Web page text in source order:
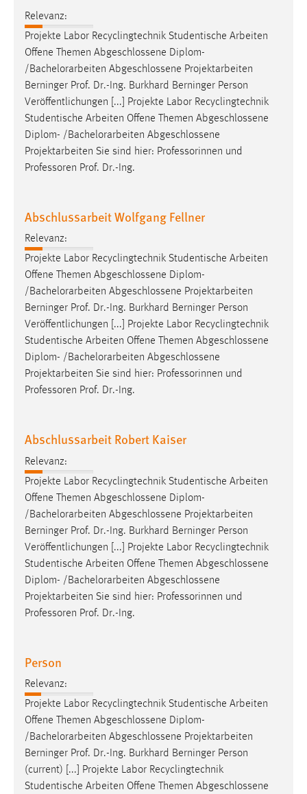
Relevanz:
Projekte Labor Recyclingtechnik Studentische Arbeiten
Offene Themen Abgeschlossene Diplom-
/ Bachelorarbeiten Abgeschlossene Projektarbeiten
Berninger Prof. Dr.-Ing. Burkhard Berninger Person
Veröffentlichungen [...] Projekte Labor Recyclingtechnik
Studentische Arbeiten Offene Themen Abgeschlossene
Diplom- / Bachelorarbeiten Abgeschlossene
Projektarbeiten Sie sind hier: Professorinnen und
Professoren Prof. Dr.-Ing.
Abschlussarbeit Wolfgang Fellner
Relevanz:
Projekte Labor Recyclingtechnik Studentische Arbeiten
Offene Themen Abgeschlossene Diplom-
/Bachelorarbeiten Abgeschlossene Projektarbeiten
Berninger Prof. Dr.-Ing. Burkhard Berninger Person
Veröffentlichungen [...] Projekte Labor Recyclingtechnik
Studentische Arbeiten Offene Themen Abgeschlossene
Diplom- /Bachelorarbeiten Abgeschlossene
Projektarbeiten Sie sind hier: Professorinnen und
Professoren Prof. Dr.-Ing.
Abschlussarbeit Robert Kaiser
Relevanz:
Projekte Labor Recyclingtechnik Studentische Arbeiten
Offene Themen Abgeschlossene Diplom-
/ Bachelorarbeiten Abgeschlossene Projektarbeiten
Berninger Prof. Dr.-Ing. Burkhard Berninger Person
Veröffentlichungen [...] Projekte Labor Recyclingtechnik
Studentische Arbeiten Offene Themen Abgeschlossene
Diplom- / Bachelorarbeiten Abgeschlossene
Projektarbeiten Sie sind hier: Professorinnen und
Professoren Prof. Dr.-Ing.
Person
Relevanz:
Projekte Labor Recyclingtechnik Studentische Arbeiten
Offene Themen Abgeschlossene Diplom-
/ Bachelorarbeiten Abgeschlossene Projektarbeiten
Berninger Prof. Dr.-Ing. Burkhard Berninger Person
(current) [...] Projekte Labor Recyclingtechnik
Studentische Arbeiten Offene Themen Abgeschlossene